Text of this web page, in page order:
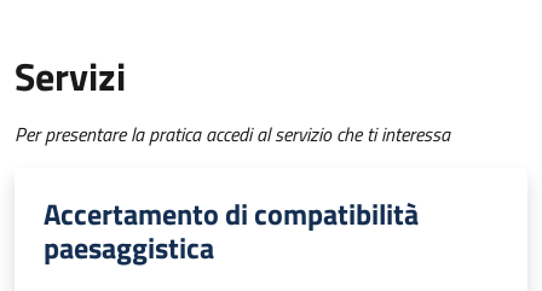
Servizi
Per presentare la pratica accedi al servizio che ti interessa
Accertamento di compatibilità
paesaggistica